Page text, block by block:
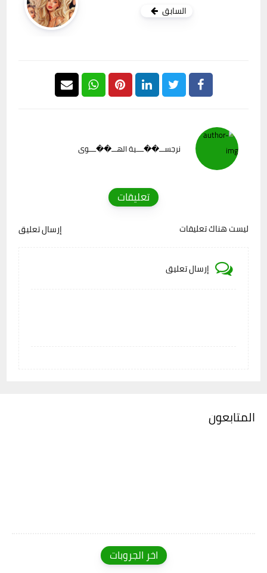
السابق
نرجســـ��ــــية الهـــ��ــــوى
تعليقات
ليست هناك تعليقات إرسال تعليق
إرسال تعليق
المتابعون
اخر الجروبات